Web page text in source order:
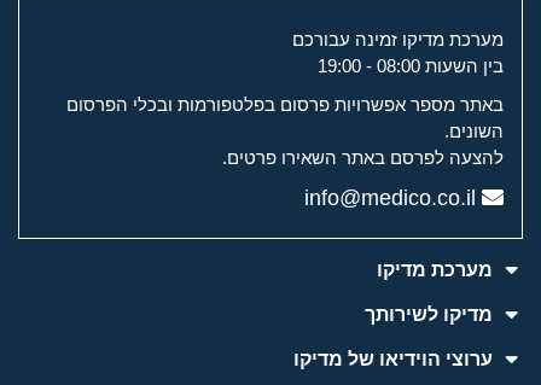
מערכת מדיקו זמינה עבורכם
בין השעות 08:00 - 19:00
באתר מספר אפשרויות פרסום בפלטפורמות ובכלי הפרסום
השונים.
להצעה לפרסם באתר השאירו פרטים.
info@medico.co.il
מערכת מדיקו
מדיקו לשירותך
ערוצי הוידיאו של מדיקו